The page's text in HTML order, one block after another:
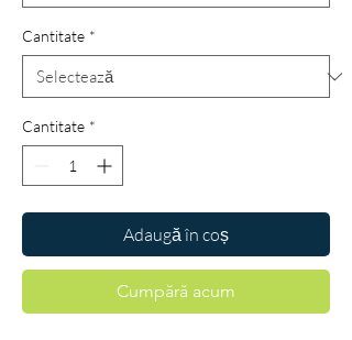
Cantitate *
Cantitate *
Adaugă în coș
Cumpără acum